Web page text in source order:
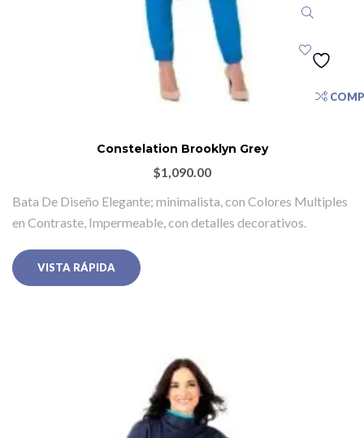
Constelation Brooklyn Grey
$1,090.00
Bata De Diseño Elegante; minimalista, con Colores Multiples
en Contraste, Impermeable, con detalles decorativos.
VISTA RÁPIDA